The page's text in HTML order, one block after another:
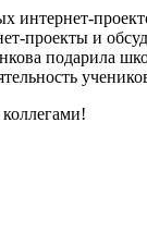
интернет-
проекты и
подарила